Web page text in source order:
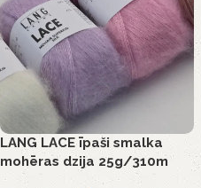
LANG LACE īpaši smalka
mohēras dzija 25g/310m